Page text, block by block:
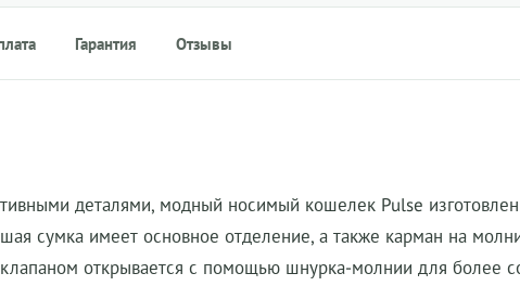
Гарантия Отзывы
деталями, модный носимый кошелек Pulse изготовлен
сумка имеет основное отделение, а также карман на
открывается с помощью шнурка-молнии для более